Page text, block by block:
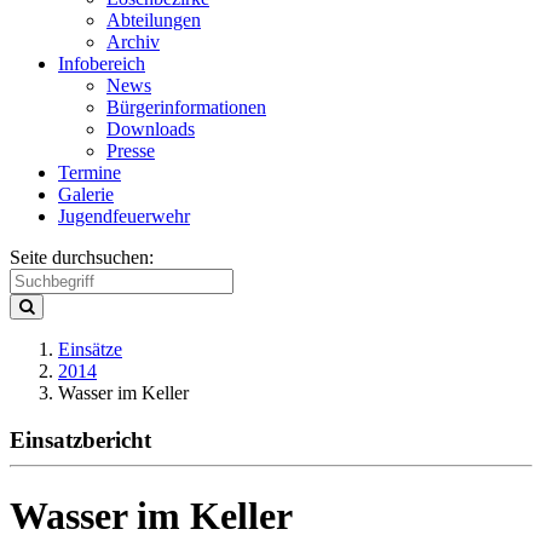
Abteilungen
Archiv
Infobereich
News
Bürgerinformationen
Downloads
Presse
Termine
Galerie
Jugendfeuerwehr
Seite durchsuchen:
Einsätze
2014
Wasser im Keller
Einsatzbericht
Wasser im Keller